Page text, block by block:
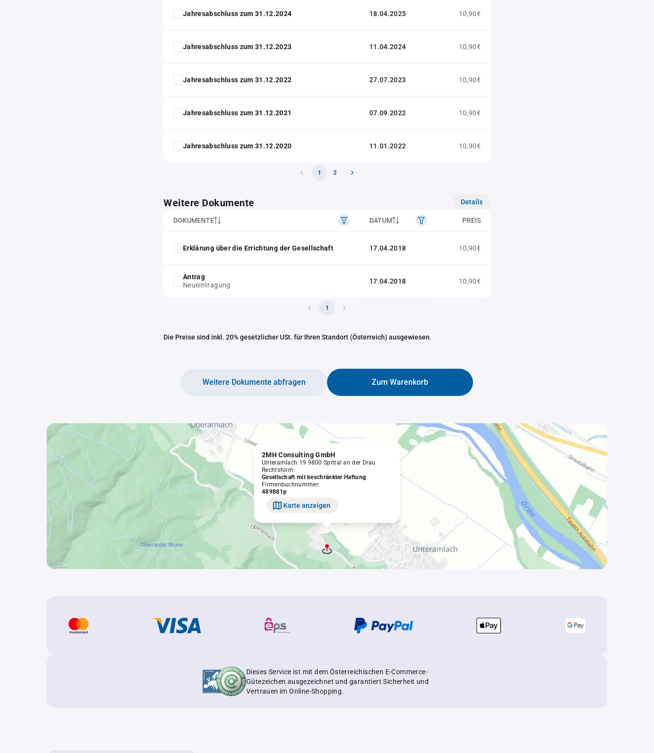
Jahresabschluss zum 31.12.2024 18.04.2025 10,90€
Jahresabschluss zum 31.12.2023 11.04.2024 10,90€
Jahresabschluss zum 31.12.2022 27.07.2023 10,90€
Jahresabschluss zum 31.12.2021 07.09.2022 10,90€
Jahresabschluss zum 31.12.2020 11.01.2022 10,90€
1 2
Weitere Dokumente Details
DOKUMENTE DATUM PREIS
Erklärung über die Errichtung der Gesellschaft 17.04.2018 10,90€
Antrag
Neueintragung
17.04.2018 10,90€
1
Die Preise sind inkl. 20% gesetzlicher USt. für Ihren Standort (Österreich) ausgewiesen.
Zum Warenkorb
Weitere Dokumente abfragen
2MH Consulting GmbH
Unteramlach 19 9800 Spittal an der Drau
Rechtsform:
Gesellschaft mit beschränkter Haftung
Firmenbuchnummer:
489881p
Karte anzeigen
Dieses Service ist mit dem Österreichischen E-Commerce-
Gütezeichen ausgezeichnet und garantiert Sicherheit und
Vertrauen im Online-Shopping.